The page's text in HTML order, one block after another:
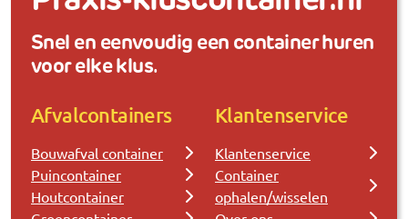
Snel en eenvoudig een container huren
voor elke klus.
Afvalcontainers
Bouwafval container
Puincontainer
Houtcontainer
Klantenservice
Klantenservice
Container
ophalen/wisselen